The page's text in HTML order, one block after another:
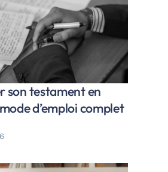
son testament en
d’emploi complet